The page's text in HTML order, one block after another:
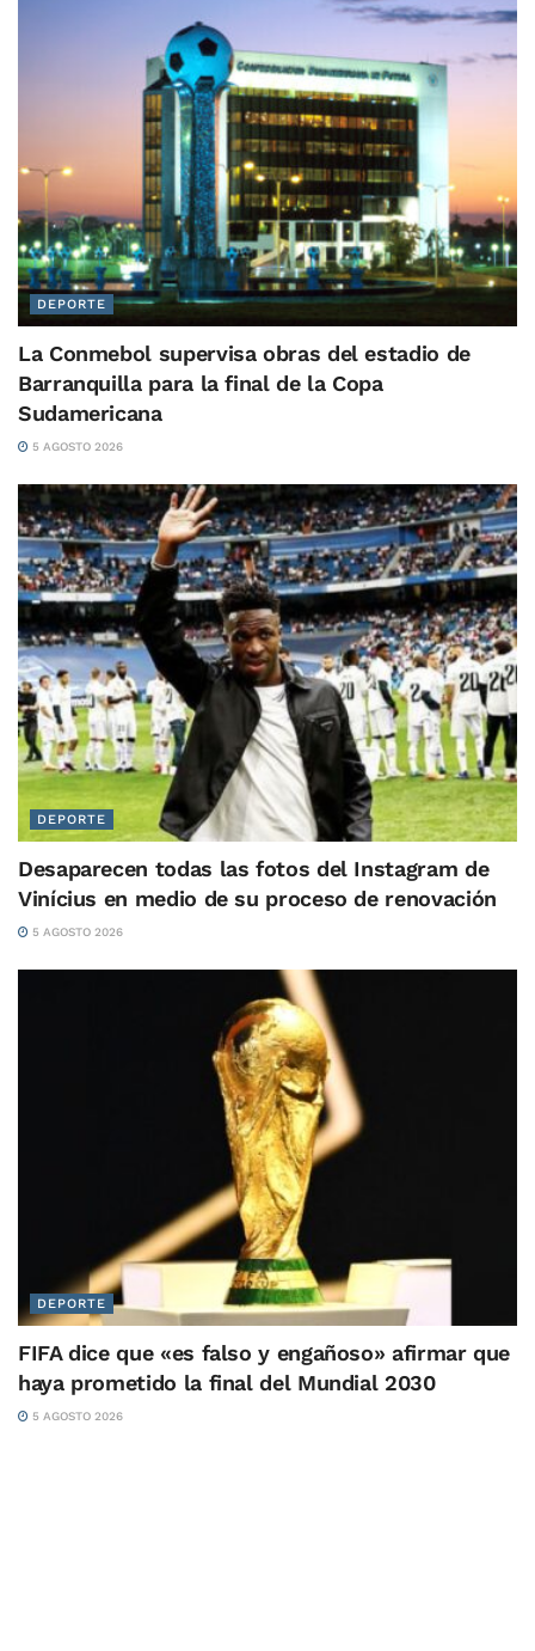
DEPORTE
La Conmebol supervisa obras del estadio de
Barranquilla para la final de la Copa
Sudamericana
5 AGOSTO 2026
DEPORTE
Desaparecen todas las fotos del Instagram de
Vinícius en medio de su proceso de renovación
5 AGOSTO 2026
DEPORTE
FIFA dice que «es falso y engañoso» afirmar que
haya prometido la final del Mundial 2030
5 AGOSTO 2026